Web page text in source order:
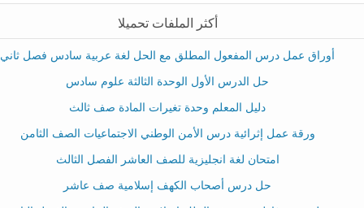
أكثر الملفات تحميلا
أوراق عمل درس المفعول المطلق مع الحل لغة عربية سادس فصل ثاني
حل الدرس الأول الوحدة الثالثة علوم سادس
دليل المعلم وحدة تغيرات المادة صف ثالث
ورقة عمل إثرائية درس الأمن الوطني الاجتماعيات الصف الثامن
امتحان لغة انجليزية للصف العاشر الفصل الثالث
حل درس أصحاب الكهف إسلامية صف عاشر